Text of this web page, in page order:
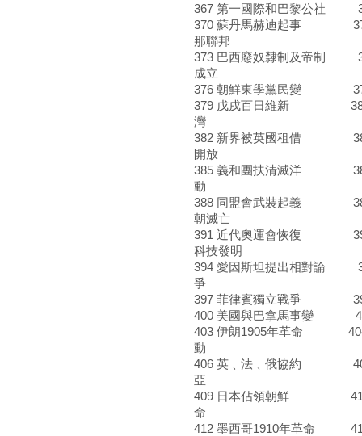
367 第一國際和巴黎公社
370 蘇丹馬赫迪起事 371
那聯邦
373 巴西廢奴隸制及帝
成立
376 朝鮮東學黨民變
379 戊戌百日維新 380
灣
382 新界被英國租借 383
開放
385 義和團扶清滅洋
動
388 同盟會武裝起義
朝滅亡
391 近代奧運會恢復 392
科技發明
394 愛因斯坦提出相對論
爭
397 菲律賓獨立戰爭
400 美國與巴拿馬事變
403 伊朗1905年革命
動
406 英﹑法﹑俄協約 407
亞
409 日本佔領朝鮮 410
命
412 墨西哥1910年革命